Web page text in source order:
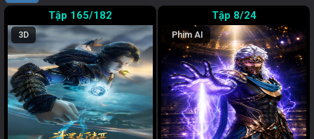
165/182
3D
8/24
Phim AI